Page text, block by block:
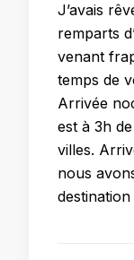
J’avais
remparts
venant
temps de
Arrivée
est à 3h
villes.
nous